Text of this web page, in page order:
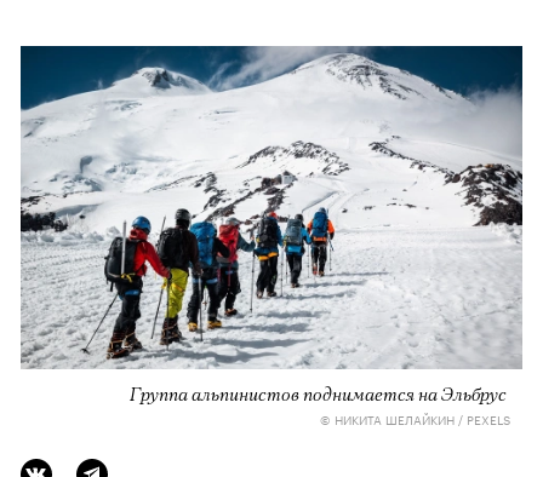
Группа альпинистов поднимается на Эльбрус
© НИКИТА ШЕЛАЙКИН / PEXELS